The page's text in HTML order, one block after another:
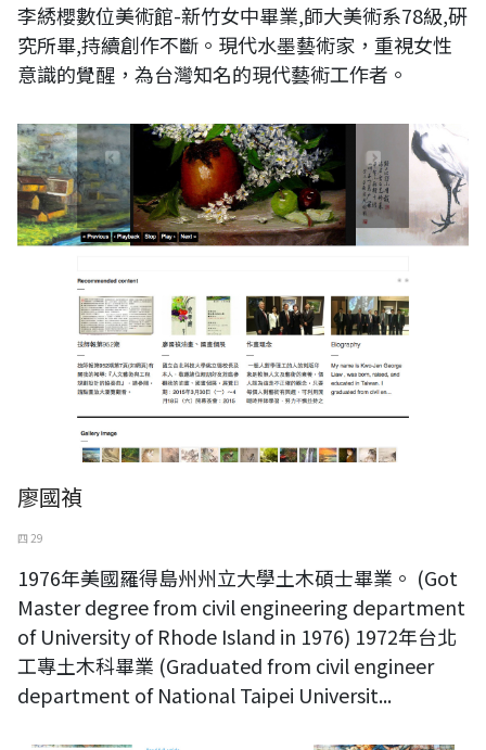
李綉櫻數位美術館-新竹女中畢業,師大美術系78級,硏
究所畢,持續創作不斷。現代水墨藝術家，重視女性
意識的覺醒，為台灣知名的現代藝術工作者。
廖國禎
四 29
1976年美國羅得島州州立大學土木碩士畢業。 (Got
Master degree from civil engineering department
of University of Rhode Island in 1976) 1972年台北
工專土木科畢業 (Graduated from civil engineer
department of National Taipei Universit...